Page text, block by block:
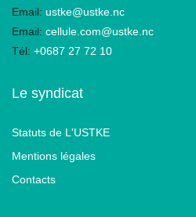
Email: ustke@ustke.nc
Email: cellule.com@ustke.nc
Tél: +0687 27 72 10
Le syndicat
Statuts de L'USTKE
Mentions légales
Contacts